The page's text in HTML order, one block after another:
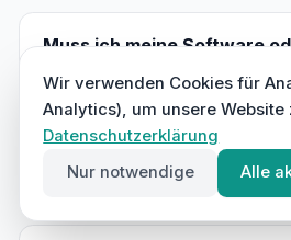
Muss ich meine Software
Nummer wechseln?
Lohnt sich das überhaupt —
doch kaum Anrufe?
Wir verwenden Cookies für
Analytics), um unsere Website
Datenschutzerklärung
Nur notwendige
Alle